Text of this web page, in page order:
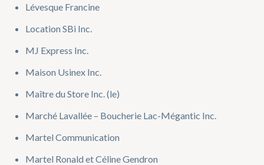
Lévesque Francine
Location SBi Inc.
MJ Express Inc.
Maison Usinex Inc.
Maître du Store Inc. (le)
Marché Lavallée – Boucherie Lac-Mégantic Inc.
Martel Communication
Martel Ronald et Céline Gendron